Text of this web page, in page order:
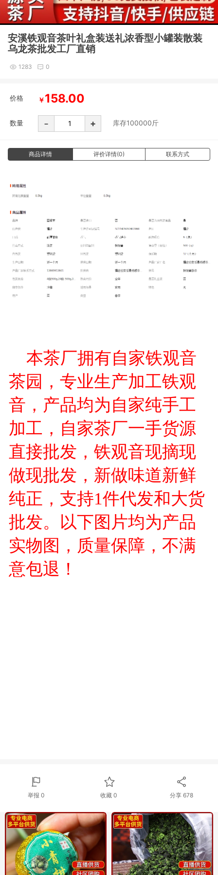
安溪铁观音茶叶礼盒装送礼浓香型小罐装散装
乌龙茶批发工厂直销
1283 0
价格 ￥158.00
数量 - + 库存100000斤
商品详情 评价详情(0) 联系方式
本茶厂拥有自家铁观音
茶园，专业生产加工铁观
音，产品均为自家纯手工
加工，自家茶厂一手货源
直接批发，铁观音现摘现
做现批发，新做味道新鲜
纯正，支持1件代发和大货
批发。以下图片均为产品
实物图，质量保障，不满
意包退！
举报 0 收藏 0 分享678